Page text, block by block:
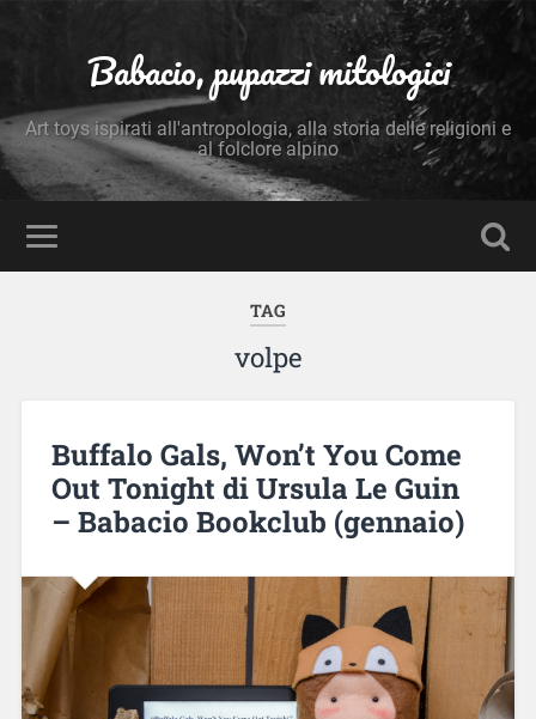
Babacio, pupazzi mitologici
Art toys ispirati all'antropologia, alla storia delle religioni e
al folclore alpino
TAG
volpe
Buffalo Gals, Won’t You Come
Out Tonight di Ursula Le Guin
– Babacio Bookclub (gennaio)